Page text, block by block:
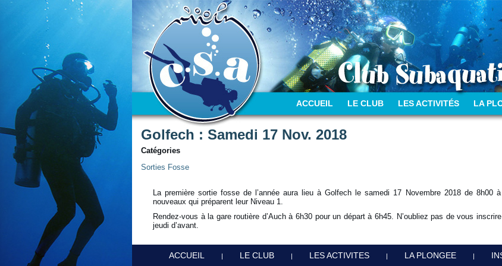
ACCUEIL LE CLUB LES ACTIVITÉS LA
Golfech : Samedi 17 Nov. 2018
Catégories
Sorties Fosse
La première sortie fosse de l’année aura lieu à Golfech le samedi 17 Novembre 2018 de 8h00
nouveaux qui préparent leur Niveau 1.
Rendez-vous à la gare routière d’Auch à 6h30 pour un départ à 6h45. N’oubliez pas de vous
jeudi d’avant.
ACCUEIL | LE CLUB | LES ACTIVITES | LA PLONGEE |